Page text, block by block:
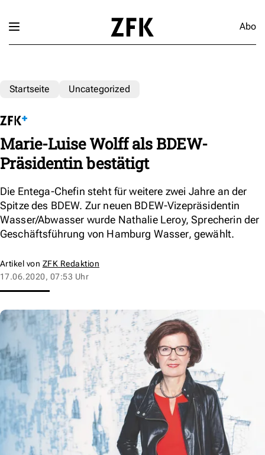
Abo
Startseite Uncategorized
Marie-Luise Wolff als BDEW-
Präsidentin bestätigt
Die Entega-Chefin steht für weitere zwei Jahre an der
Spitze des BDEW. Zur neuen BDEW-Vizepräsidentin
Wasser/Abwasser wurde Nathalie Leroy, Sprecherin der
Geschäftsführung von Hamburg Wasser, gewählt.
Artikel von ZFK Redaktion
17.06.2020, 07:53 Uhr